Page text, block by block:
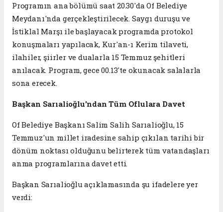
Programın ana bölümü saat 20.30'da Of Belediye
Meydanı'nda gerçekleştirilecek. Saygı duruşu ve
İstiklal Marşı ile başlayacak programda protokol
konuşmaları yapılacak, Kur'an-ı Kerim tilaveti,
ilahiler, şiirler ve dualarla 15 Temmuz şehitleri
anılacak. Program, gece 00.13'te okunacak salalarla
sona erecek.
Başkan Sarıalioğlu'ndan Tüm Oflulara Davet
Of Belediye Başkanı Salim Salih Sarıalioğlu, 15
Temmuz'un millet iradesine sahip çıkılan tarihi bir
dönüm noktası olduğunu belirterek tüm vatandaşları
anma programlarına davet etti.
Başkan Sarıalioğlu açıklamasında şu ifadelere yer
verdi: